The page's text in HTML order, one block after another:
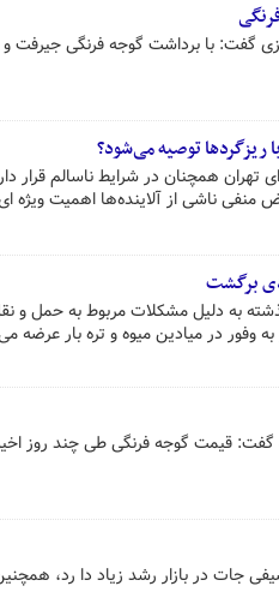
ریزگردها توصیه می‌شود؟
همچنان در شرایط ناسالم قرار
منفی ناشی از آلاینده‌ها اهمیت ویژه
برگشت
جات در بازار رشد زیاد دا رد،